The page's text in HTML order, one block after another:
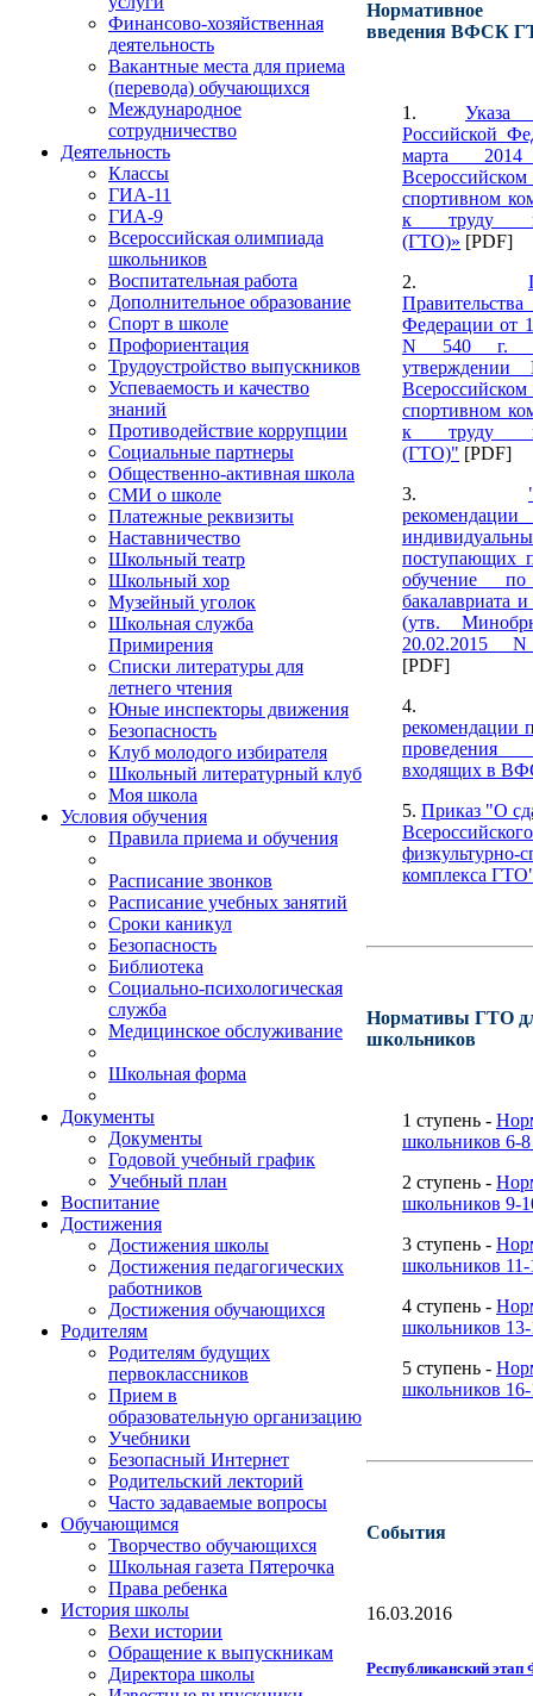
Финансово-хозяйственная
деятельность
Вакантные места для приема
(перевода) обучающихся
Международное
сотрудничество
Деятельность
Классы
ГИА-11
ГИА-9
Всероссийская олимпиада
школьников
Воспитательная работа
Дополнительное образование
Спорт в школе
Профориентация
Трудоустройство выпускников
Успеваемость и качество
знаний
Противодействие коррупции
Социальные партнеры
Общественно-активная школа
СМИ о школе
Платежные реквизиты
Наставничество
Школьный театр
Школьный хор
Музейный уголок
Школьная служба
Примирения
Списки литературы для
летнего чтения
Юные инспекторы движения
Безопасность
Клуб молодого избирателя
Школьный литературный клуб
Моя школа
Условия обучения
Правила приема и обучения
Расписание звонков
Расписание учебных занятий
Сроки каникул
Безопасность
Библиотека
Социально-психологическая
служба
Медицинское обслуживание
Школьная форма
Документы
Документы
Годовой учебный график
Учебный план
Воспитание
Достижения
Достижения школы
Достижения педагогических
работников
Достижения обучающихся
Родителям
Родителям будущих
первоклассников
Прием в
образовательную организацию
Учебники
Безопасный Интернет
Родительский лекторий
Часто задаваемые вопросы
Обучающимся
Творчество обучающихся
Школьная газета Пятерочка
Права ребенка
История школы
Вехи истории
Обращение к выпускникам
Директора школы
Нормативное
введения ВФСК
1. Указа
Российской
марта
спортивном
к труду
(ГТО)» [PDF]
2.
Федерации от
N 540 г.
спортивном
к труду
(ГТО)" [PDF]
3.
поступающих
обучение
бакалавриата
(утв.
20.02.2015
[PDF]
рекомендации
входящих в
5. Приказ "О
Всероссийского
физкультурно-
комплекса
Нормативы ГТО
школьников
1 ступень -
школьников 6-8
2 ступень -
школьников 9-
3 ступень -
школьников 11-
4 ступень -
школьников 13-
5 ступень -
школьников 16-
События
16.03.2016
Республиканский